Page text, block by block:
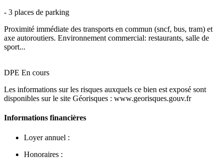
- 3 places de parking
Proximité immédiate des transports en commun (sncf, bus, tram) et
axe autoroutiers. Environnement commercial: restaurants, salle de
sport...
DPE En cours
Les informations sur les risques auxquels ce bien est exposé sont
disponibles sur le site Géorisques : www.georisques.gouv.fr
Informations financières
Loyer annuel :
Honoraires :